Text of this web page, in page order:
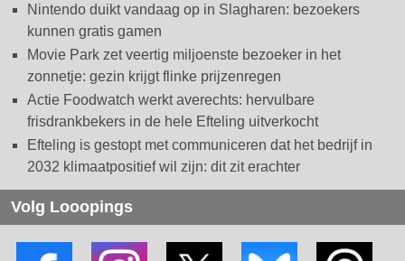
Nintendo duikt vandaag op in Slagharen: bezoekers
kunnen gratis gamen
Movie Park zet veertig miljoenste bezoeker in het
zonnetje: gezin krijgt flinke prijzenregen
Actie Foodwatch werkt averechts: hervulbare
frisdrankbekers in de hele Efteling uitverkocht
Efteling is gestopt met communiceren dat het bedrijf in
2032 klimaatpositief wil zijn: dit zit erachter
Volg Looopings